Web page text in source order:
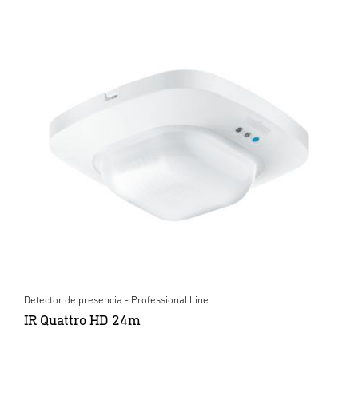
Detector de presencia - Professional Line
IR Quattro HD 24m